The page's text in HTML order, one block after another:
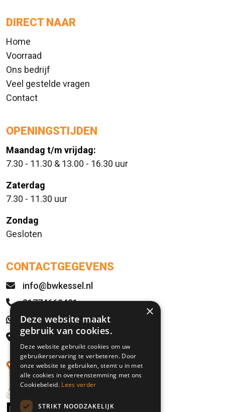
DIRECT NAAR
Home
Voorraad
Ons bedrijf
Veel gestelde vragen
Contact
OPENINGSTIJDEN
Maandag t/m vrijdag:
7.30 - 11.30 & 13.00 - 16.30 uur
Zaterdag
7.30 - 11.30 uur
Zondag
Gesloten
CONTACTGEGEVENS
info@bwkessel.nl
31774669421
WhatsApp
Rijksweg 21
5995 NS Kessel, NL
×
Deze website maakt
gebruik van cookies.
Deze website gebruikt cookies om uw
gebruikerservaring te verbeteren. Door
onze website te gebruiken, stemt u in met
alle cookies in overeenstemming met ons
Cookiebeleid. Lees verder
STRIKT NOODZAKELIJK